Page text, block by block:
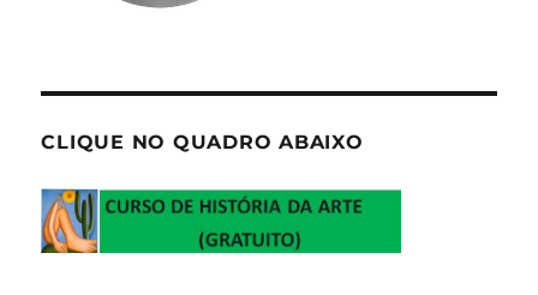
CLIQUE NO QUADRO ABAIXO